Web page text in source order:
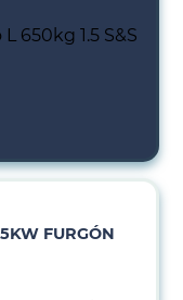
FURGÓN